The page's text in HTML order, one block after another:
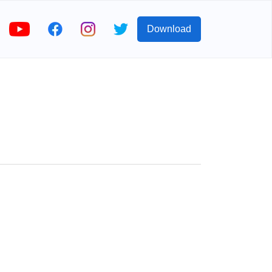
Download